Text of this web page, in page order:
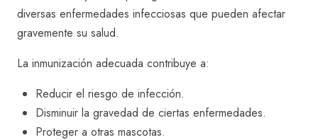
diversas enfermedades infecciosas que pueden afectar
gravemente su salud.
La inmunización adecuada contribuye a:
Reducir el riesgo de infección.
Disminuir la gravedad de ciertas enfermedades.
Proteger a otras mascotas.